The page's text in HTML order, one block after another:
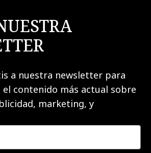
a nuestra newsletter para
el contenido más actual sobre
marketing, y